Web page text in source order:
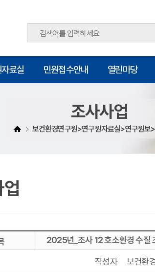
료실 민원접수안내 열린마당
조사사업
보건환경연구원>연구원자료실>연구원보
2025년_조사 12 호소환경 수질
작성자 보건환